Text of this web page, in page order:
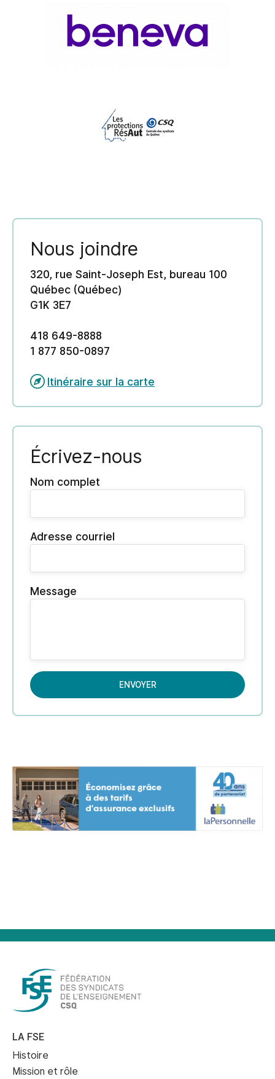
Nous joindre
320, rue Saint-Joseph Est, bureau 100
Québec (Québec)
G1K 3E7
418 649-8888
1 877 850-0897
Itinéraire sur la carte
Écrivez-nous
Nom complet
Adresse courriel
Message
ENVOYER
LA FSE
Histoire
Mission et rôle